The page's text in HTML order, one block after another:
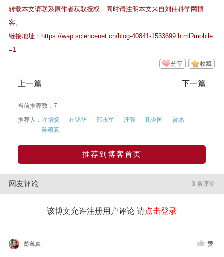
转载本文请联系原作者获取授权，同时请注明本文来自刘伟科学网博
客。
链接地址： https://wap.sciencenet.cn/blog-40841-1533699.html?mobile
=1
收藏
分享
上一篇 下一篇
当前推荐数： 7
推荐人： 许培扬 崔锦华 郑永军 汪强 孔令国
曾杰
陈蕴真
推荐到博客首页
网友评论 3 条评论
该博文允许注册用户评论 请点击登录
陈蕴真 赞